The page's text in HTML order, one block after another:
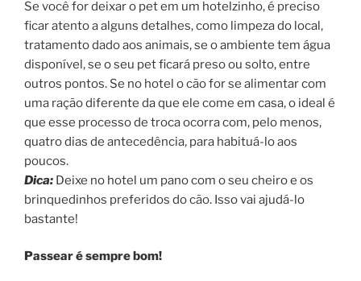
Se você for deixar o pet em um hotelzinho, é preciso
ficar atento a alguns detalhes, como limpeza do local,
tratamento dado aos animais, se o ambiente tem água
disponível, se o seu pet ficará preso ou solto, entre
outros pontos. Se no hotel o cão for se alimentar com
uma ração diferente da que ele come em casa, o ideal é
que esse processo de troca ocorra com, pelo menos,
quatro dias de antecedência, para habituá-lo aos
poucos.
Dica: Deixe no hotel um pano com o seu cheiro e os
brinquedinhos preferidos do cão. Isso vai ajudá-lo
bastante!
Passear é sempre bom!